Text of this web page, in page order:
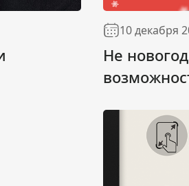
10 декабря
Не